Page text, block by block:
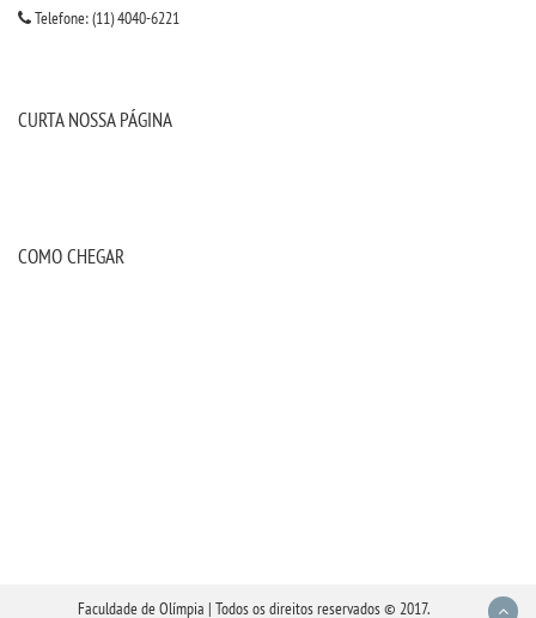
Telefone: (11) 4040-6221
CURTA NOSSA PÁGINA
COMO CHEGAR
Faculdade de Olímpia | Todos os direitos reservados © 2017.